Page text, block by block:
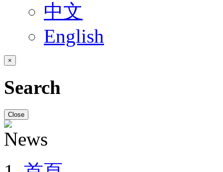
中文
English
×
Search
Close